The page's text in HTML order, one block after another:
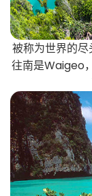
被称为世界的
往南是Waigeo